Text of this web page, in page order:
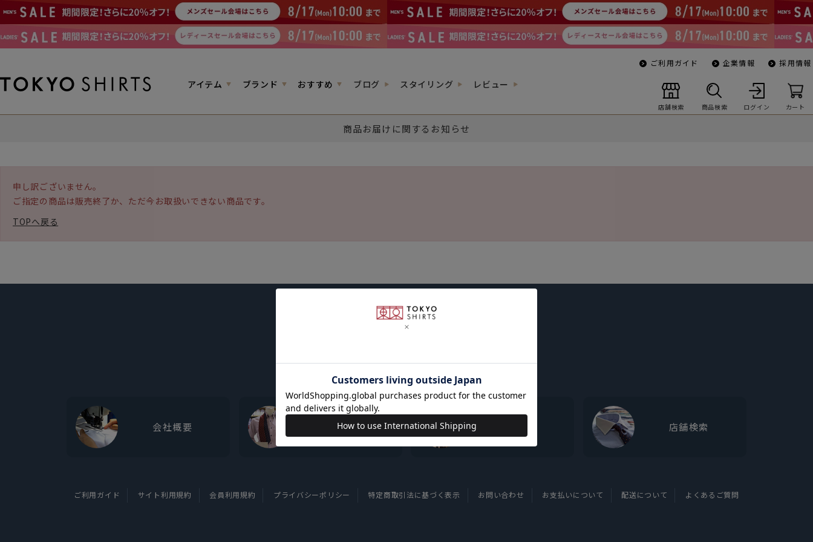
アイテム ブランド おすすめ ブログ スタイリング レビュー
ご利用ガイド 企業情報 採用情報
店舗検索 商品検索 ログイン カート
商品お届けに関するお知らせ
申し訳ございません。
ご指定の商品は販売終了か、ただ今お取扱いできない商品です。
TOPへ戻る
会社概要 東京シャツについて 店舗検索
ご利用ガイド サイト利用規約 会員利用規約 プライバシーポリシー 特定商取引法に基づく表示 お問い合わせ お支払いについて 配送について よくあるご質問